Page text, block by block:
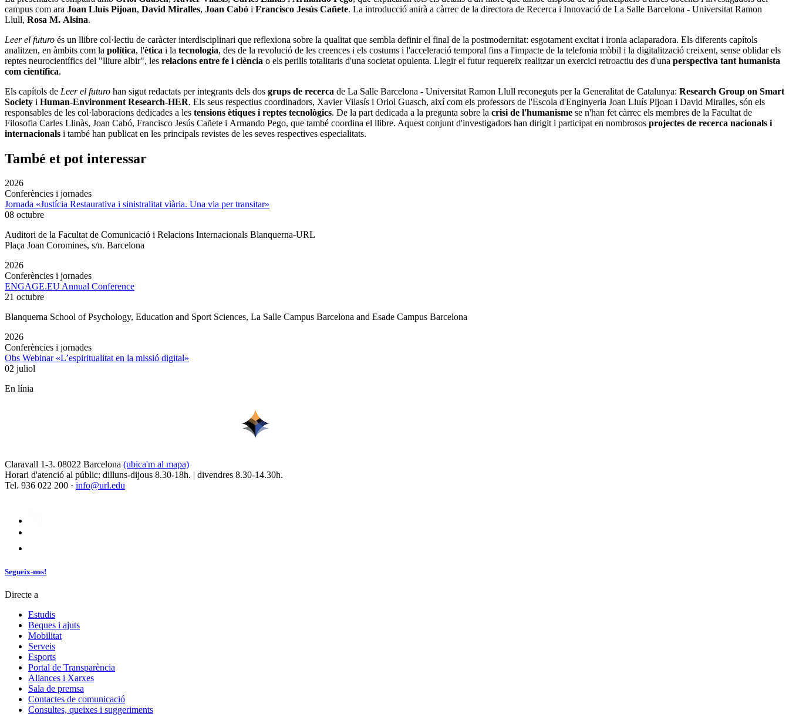
campus com ara Joan Lluís Pijoan, David Miralles, Joan Cabó i Francisco Jesús Cañete. La introducció anirà a càrrec de la directora de Recerca i Innovació de La Salle Barcelona - Universitat Ramon
Llull, Rosa M. Alsina.
Leer el futuro és un llibre col·lectiu de caràcter interdisciplinari que reflexiona sobre la qualitat que sembla definir el final de la postmodernitat: esgotament excitat i ironia aclaparadora. Els diferents capítols
analitzen, en àmbits com la política, l'ètica i la tecnologia, des de la revolució de les creences i els costums i l'acceleració temporal fins a l'impacte de la telefonia mòbil i la digitalització creixent, sense oblidar els
reptes neurocientífics del "lliure albir", les relacions entre fe i ciència o els perills totalitaris d'una societat opulenta. Llegir el futur requereix realitzar un exercici retroactiu des d'una perspectiva tant humanista
com científica.
Els capítols de Leer el futuro han sigut redactats per integrants dels dos grups de recerca de La Salle Barcelona - Universitat Ramon Llull reconeguts per la Generalitat de Catalunya: Research Group on Smart
Society i Human-Environment Research-HER. Els seus respectius coordinadors, Xavier Vilasís i Oriol Guasch, així com els professors de l'Escola d'Enginyeria Joan Lluís Pijoan i David Miralles, són els
responsables de les col·laboracions dedicades a les tensions ètiques i reptes tecnològics. De la part dedicada a la pregunta sobre la crisi de l'humanisme se n'han fet càrrec els membres de la Facultat de
Filosofia Carles Llinàs, Joan Cabó, Francisco Jesús Cañete i Armando Pego, que també coordina el llibre. Aquest conjunt d'investigadors han dirigit i participat en nombrosos projectes de recerca nacionals i
internacionals i també han publicat en les principals revistes de les seves respectives especialitats.
També et pot interessar
2026
Conferències i jornades
Jornada «Justícia Restaurativa i sinistralitat viària. Una via per transitar»
08 octubre
Auditori de la Facultat de Comunicació i Relacions Internacionals Blanquerna-URL
Plaça Joan Coromines, s/n. Barcelona
2026
Conferències i jornades
ENGAGE.EU Annual Conference
21 octubre
Blanquerna School of Psychology, Education and Sport Sciences, La Salle Campus Barcelona and Esade Campus Barcelona
2026
Conferències i jornades
Obs Webinar «L’espiritualitat en la missió digital»
02 juliol
En línia
Claravall 1-3. 08022 Barcelona (ubica'm al mapa)
Horari d'atenció al públic: dilluns-dijous 8.30-18h. | divendres 8.30-14.30h.
Tel. 936 022 200 · info@url.edu
Segueix-nos!
Directe a
Estudis
Beques i ajuts
Mobilitat
Serveis
Esports
Portal de Transparència
Aliances i Xarxes
Sala de premsa
Contactes de comunicació
Consultes, queixes i suggeriments